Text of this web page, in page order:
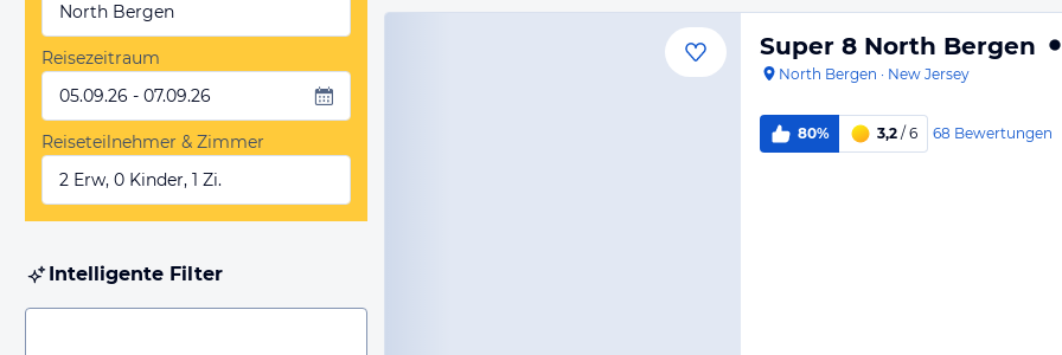
North Bergen
Reisezeitraum
05.09.26 - 07.09.26
Reiseteilnehmer & Zimmer
2 Erw, 0 Kinder, 1 Zi.
Intelligente Filter
Super 8 North Bergen
North Bergen · New Jersey
80% 3,2 / 6 68 Bewertungen